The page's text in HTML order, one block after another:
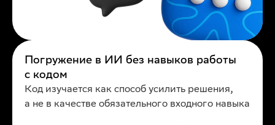
Погружение в ИИ без навыков работы
с кодом
Код изучается как способ усилить решения,
а не в качестве обязательного входного навыка